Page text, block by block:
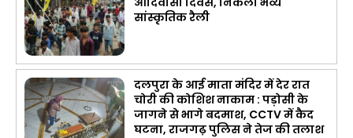
सांस्कृतिक रैली
दलपुरा के आई माता मंदिर में देर रात
चोरी की कोशिश नाकाम : पड़ोसी के
जागने से भागे बदमाश, CCTV में कैद
घटना, राजगढ़ पुलिस ने तेज की तलाश